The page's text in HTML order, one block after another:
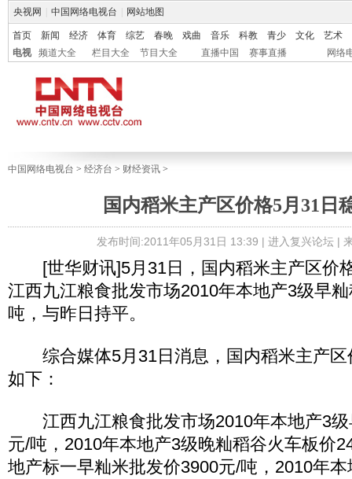
央视网 中国网络电视台 网站地图
首页 新闻 经济 体育 综艺 春晚 戏曲 音乐 科教 青少 文化
艺术
电视
频道大全 栏目大全 节目大全 直播中国 赛事直播 网络
中国网络电视台 > 经济台 > 财经资讯 >
国内稻米主产区价格5月31日
发布时间:2011年05月31日 13:39 | 进入复兴论坛|
[世华财讯]5月31日，国内稻米主产区价
江西九江粮食批发市场2010年本地产3级早
吨，与昨日持平。
综合媒体5月31日消息，国内稻米主产区
如下：
江西九江粮食批发市场2010年本地产3级
元/吨，2010年本地产3级晚籼稻谷火车板价
地产标一早籼米批发价3900元/吨，2010年